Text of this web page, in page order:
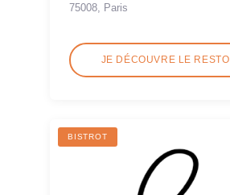
75008, Paris
JE DÉCOUVRE LE RESTO
BISTROT